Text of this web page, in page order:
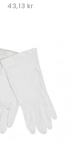
43,13 kr.